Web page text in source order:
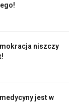
niszczy
jest w